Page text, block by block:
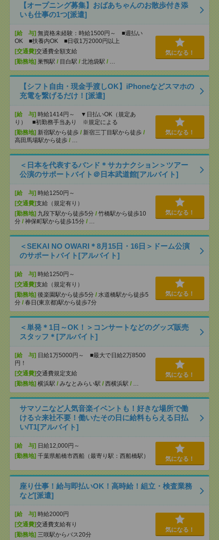
【オープニング募集】おばあちゃんのお散歩付き添
いも仕事の1つ[派遣]
[給 与] 無資格未経験：時給1500円～ ■週払い
OK ■扶養内OK ■日収1万2000円以上
[交通費]交通費全額支給
[勤務地] 巣鴨駅 / 目白駅 / 北池袋駅 / …
気になる！
【シフト自由・現金手渡しOK】iPhoneなどスマホの
充電を繋げるだけ！[派遣]
[給 与] 時給1414円～ ▼日払いOK（規定あ
り） ■初勤務手当あり ※規定による
[勤務地] 新宿駅から徒歩 / 新宿三丁目駅から徒歩 /
高田馬場駅から徒歩 / …
気になる！
＜日本を代表するバンド＊サカナクション＞ツアー
公演のサポートバイト＠日本武道館[アルバイト]
[給 与] 時給1250円～
[交通費]支給（規定有り）
[勤務地] 九段下駅から徒歩5分 / 竹橋駅から徒歩10
分 / 神保町駅から徒歩15分 / …
気になる！
＜SEKAI NO OWARI＊8月15日・16日＞ドーム公演
のサポートバイト[アルバイト]
[給 与] 時給1250円～
[交通費]支給（規定有り）
[勤務地] 後楽園駅から徒歩5分 / 水道橋駅から徒歩5
分 / 春日(東京都)駅から徒歩7分
気になる！
＜単発＊1日～OK！＞コンサートなどのグッズ販売
スタッフ＊[アルバイト]
[給 与] 日給1万5000円～ ■最大で日給2万8500
円！
[交通費]交通費規定支給
[勤務地] 横浜駅 / みなとみらい駅 / 西横浜駅 / …
気になる！
サマソニなど人気音楽イベントも！好きな場所で働
ける☆来社不要！働いたその日に給料もらえる日払
い/T1[アルバイト]
[給 与] 日給12,000円～
[勤務地] 千葉県船橋市西船（最寄り駅：西船橋駅） 気になる！
座り仕事！給与即払いOK！高時給！組立・検査業務
など[派遣]
[給 与] 時給2000円
[交通費]交通費支給有り
[勤務地] 三咲駅からバス20分
気になる！